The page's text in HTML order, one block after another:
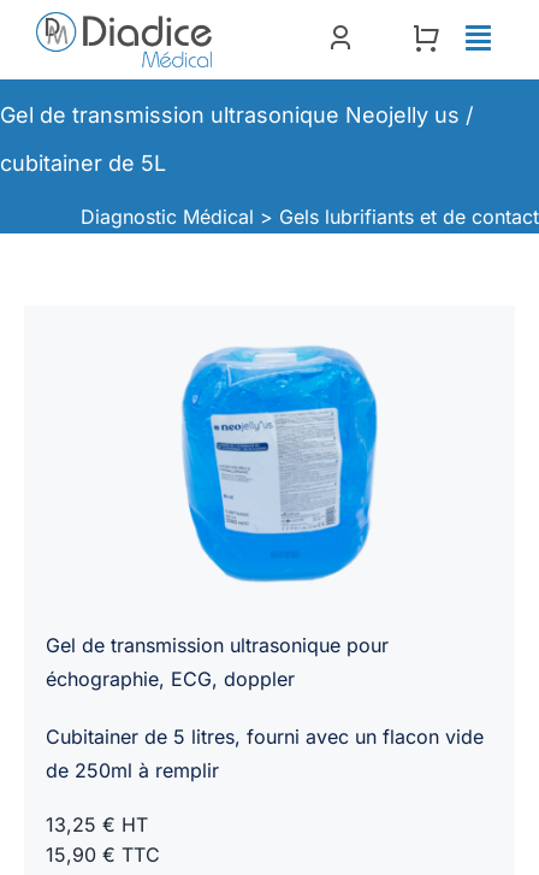
Passer
contenu
Gel de transmission ultrasonique Neojelly us /
cubitainer de 5L
Diagnostic Médical > Gels lubrifiants et de contact
Gel de transmission ultrasonique pour
échographie, ECG, doppler
Cubitainer de 5 litres, fourni avec un flacon vide
de 250ml à remplir
13,25 € HT
15,90 € TTC